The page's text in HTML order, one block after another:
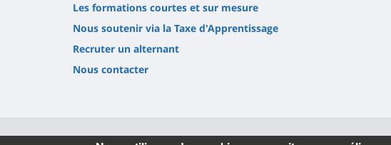
Les formations courtes et sur mesure
Nous soutenir via la Taxe d'Apprentissage
Recruter un alternant
Nous contacter